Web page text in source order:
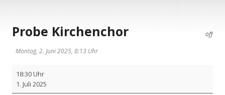
off
Probe Kirchenchor
Montag, 2. Juni 2025, 8:13 Uhr
be
Kir­
18:30 Uhr
1. Juli 2025